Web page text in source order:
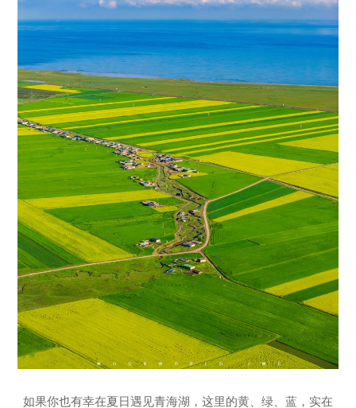
如果你也有幸在夏日遇见青海湖，这里的黄、绿、蓝，实在